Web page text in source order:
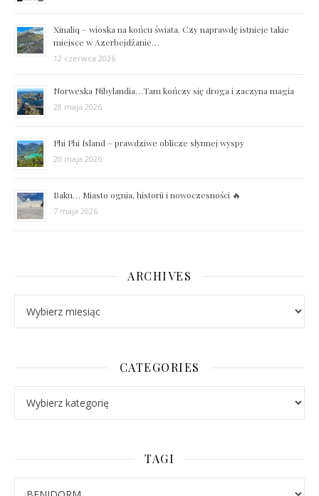
Xinaliq – wioska na końcu świata. Czy naprawdę istnieje takie
miejsce w Azerbejdżanie…
12 czerwca 2026
Norweska Nibylandia…Tam kończy się droga i zaczyna magia
28 maja 2026
Phi Phi Island – prawdziwe oblicze słynnej wyspy
20 maja 2026
Baku… Miasto ognia, historii i nowoczesności 🔥
7 maja 2026
ARCHIVES
CATEGORIES
TAGI